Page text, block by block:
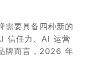
需要具备四种新的
信任力、AI 运营
牌而言，2026 年